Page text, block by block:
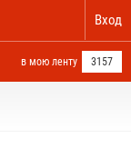
Вход
в мою ленту 3157